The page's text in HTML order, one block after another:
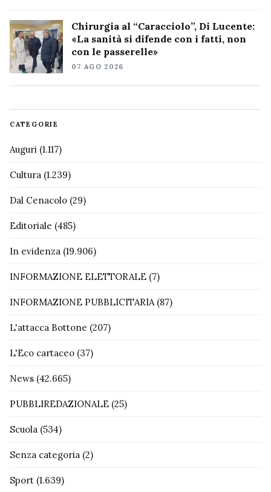
Chirurgia al “Caracciolo”, Di Lucente:
«La sanità si difende con i fatti, non
con le passerelle»
07 AGO 2026
CATEGORIE
Auguri (1.117)
Cultura (1.239)
Dal Cenacolo (29)
Editoriale (485)
In evidenza (19.906)
INFORMAZIONE ELETTORALE (7)
INFORMAZIONE PUBBLICITARIA(87)
L'attacca Bottone (207)
L'Eco cartaceo (37)
News (42.665)
PUBBLIREDAZIONALE (25)
Scuola (534)
Senza categoria (2)
Sport (1.639)